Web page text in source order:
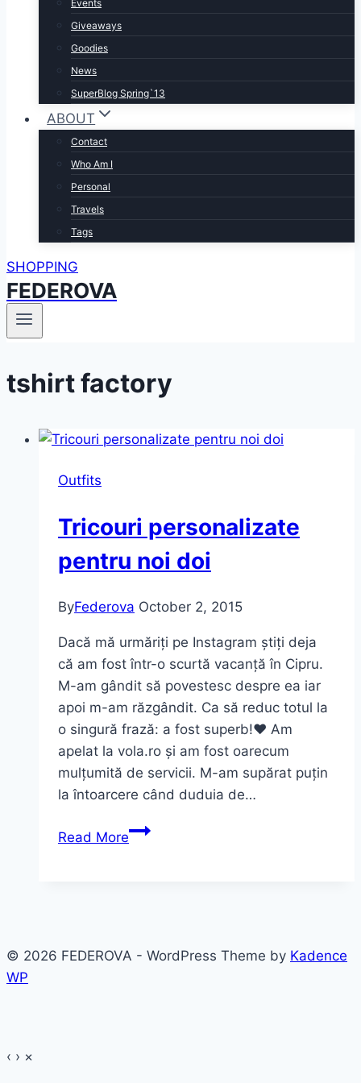
Events
Giveaways
Goodies
News
SuperBlog Spring`13
ABOUT
Contact
Who Am I
Personal
Travels
Tags
SHOPPING
FEDEROVA
tshirt factory
Outfits
Tricouri personalizate
pentru noi doi
ByFederova October 2, 2015
Dacă mă urmăriți pe Instagram știți deja
că am fost într-o scurtă vacanță în Cipru.
M-am gândit să povestesc despre ea iar
apoi m-am răzgândit. Ca să reduc totul la
o singură frază: a fost superb!♥ Am
apelat la vola.ro și am fost oarecum
mulțumită de servicii. M-am supărat puțin
la întoarcere când duduia de…
Read MoreTricouri
© 2026 FEDEROVA - WordPress Theme by Kadence
WP
‹ › ×